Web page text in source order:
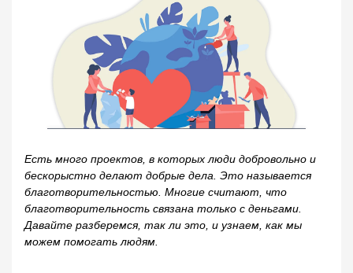
Есть много проектов, в которых люди добровольно и
бескорыстно делают добрые дела. Это называется
благотворительностью. Многие считают, что
благотворительность связана только с деньгами.
Давайте разберемся, так ли это, и узнаем, как мы
можем помогать людям.